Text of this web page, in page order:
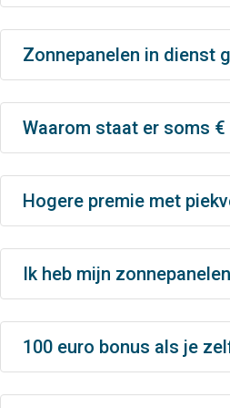
Zonnepanelen in dienst
Waarom staat er soms
Hogere premie met
Ik heb mijn
100 euro bonus als je